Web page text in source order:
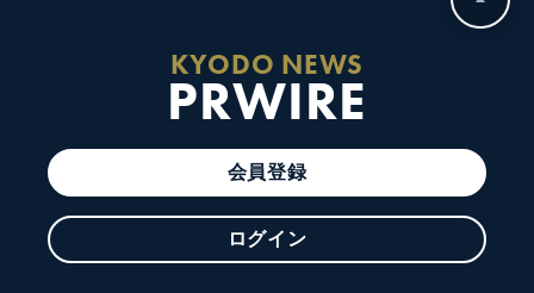
KYODO NEWS
PRWIRE
会員登録
ログイン